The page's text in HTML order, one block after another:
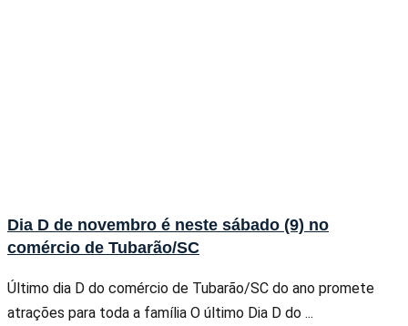
Dia D de novembro é neste sábado (9) no
comércio de Tubarão/SC
Último dia D do comércio de Tubarão/SC do ano promete
atrações para toda a família O último Dia D do ...